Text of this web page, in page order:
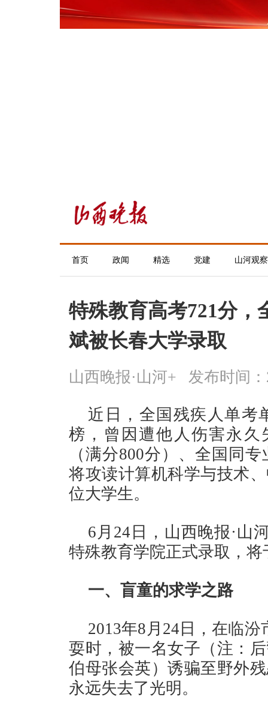
首页 政闻 精选 党建 山河观察
特殊教育高考721分，
斌被长春大学录取
山西晚报·山河+ 发布时间：
近日，全国残疾人单考
榜，曾因遭他人伤害永久
（满分800分）、全国同
将攻读计算机科学与技术
位大学生。
6月24日，山西晚报·山
特殊教育学院正式录取，将
一、盲童的求学之路
2013年8月24日，在临
耍时，被一名女子（注：
伯母张会英）诱骗至野外
永远失去了光明。